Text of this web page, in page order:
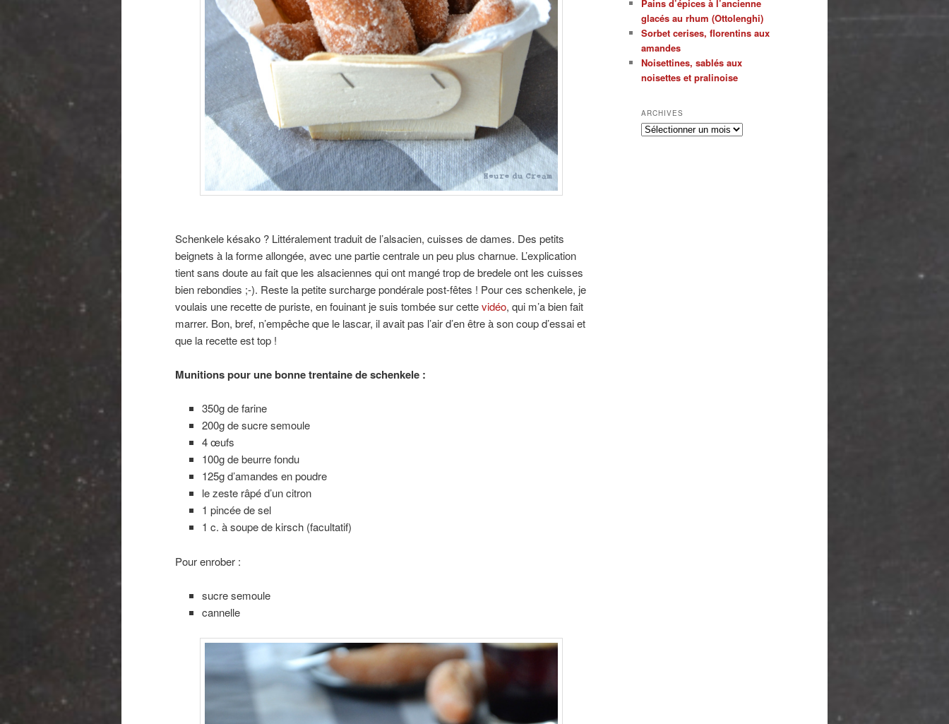
Schenkele késako ? Littéralement traduit de l’alsacien, cuisses de dames. Des petits
beignets à la forme allongée, avec une partie centrale un peu plus charnue. L’explication
tient sans doute au fait que les alsaciennes qui ont mangé trop de bredele ont les cuisses
bien rebondies ;-). Reste la petite surcharge pondérale post-fêtes ! Pour ces schenkele, je
voulais une recette de puriste, en fouinant je suis tombée sur cettevidéo, qui m’a bien fait
marrer. Bon, bref, n’empêche que le lascar, il avait pas l’air d’en être à son coup d’essai et
que la recette est top !
Munitions pour une bonne trentaine de schenkele :
350g de farine
200g de sucre semoule
4 œufs
100g de beurre fondu
125g d’amandes en poudre
le zeste râpé d’un citron
1 pincée de sel
1 c. à soupe de kirsch (facultatif)
Pour enrober :
sucre semoule
cannelle
Pains d’épices à l’ancienne
glacés au rhum (Ottolenghi)
Sorbet cerises, florentins aux
amandes
Noisettines, sablés aux
noisettes et pralinoise
ARCHIVES
Archives